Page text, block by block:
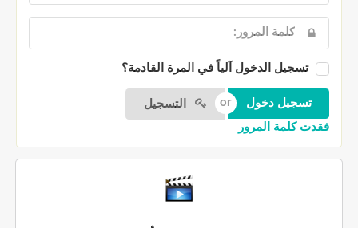
تسجيل الدخول آلياً في المرة القادمة؟
التسجيل
فقدت كلمة المرور